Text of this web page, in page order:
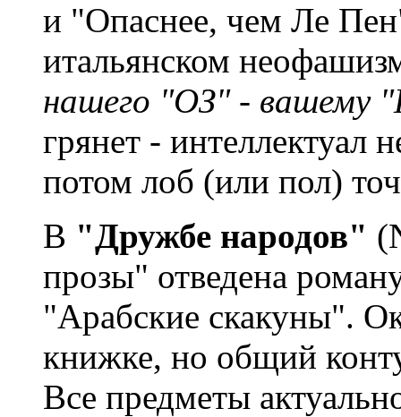
и "Опаснее, чем Ле
итальянском
нашего "ОЗ" - вашему
грянет - интеллектуал
потом лоб (или пол)
В "Дружбе народов"
прозы" отведена
"Арабские скакуны".
книжке, но общий
Все предметы